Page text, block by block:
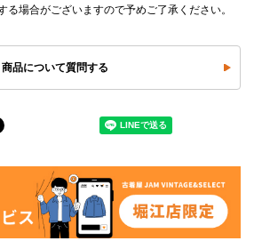
る場合がございますので予めご了承ください。
商品について質問する